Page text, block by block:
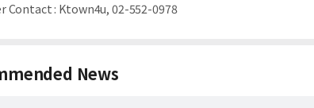
Contact: Ktown4u, 02-552-0978
News